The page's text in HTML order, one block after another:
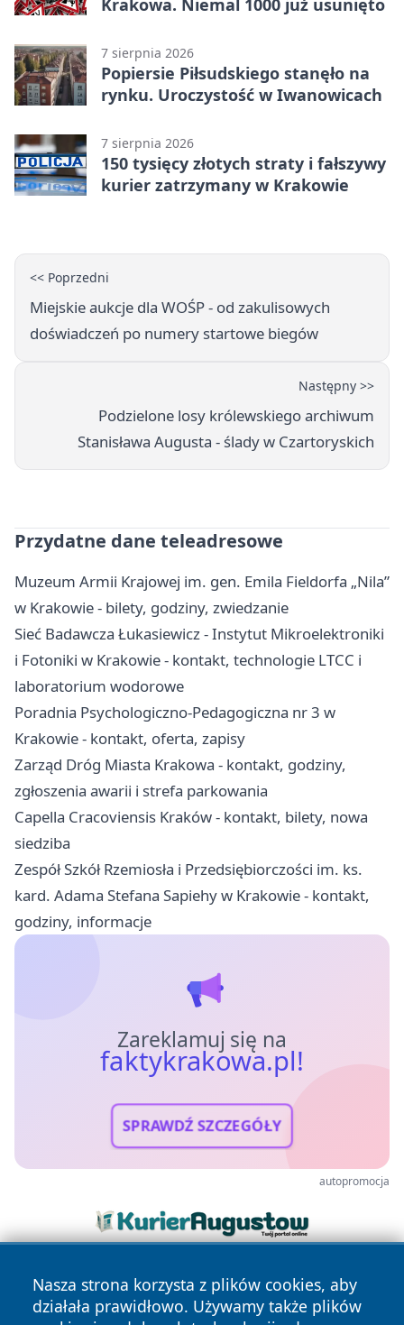
7 sierpnia 2026
Popiersie Piłsudskiego stanęło na
rynku. Uroczystość w Iwanowicach
7 sierpnia 2026
150 tysięcy złotych straty i fałszywy
kurier zatrzymany w Krakowie
<< Poprzedni
Miejskie aukcje dla WOŚP - od zakulisowych
doświadczeń po numery startowe biegów
Następny >>
Podzielone losy królewskiego archiwum
Stanisława Augusta - ślady w Czartoryskich
Przydatne dane teleadresowe
Muzeum Armii Krajowej im. gen. Emila Fieldorfa „Nila”
w Krakowie - bilety, godziny, zwiedzanie
Sieć Badawcza Łukasiewicz - Instytut Mikroelektroniki
i Fotoniki w Krakowie - kontakt, technologie LTCC i
laboratorium wodorowe
Poradnia Psychologiczno-Pedagogiczna nr 3 w
Krakowie - kontakt, oferta, zapisy
Zarząd Dróg Miasta Krakowa - kontakt, godziny,
zgłoszenia awarii i strefa parkowania
Capella Cracoviensis Kraków - kontakt, bilety, nowa
siedziba
Zespół Szkół Rzemiosła i Przedsiębiorczości im. ks.
kard. Adama Stefana Sapiehy w Krakowie - kontakt,
godziny, informacje
Zareklamuj się na
faktykrakowa.pl!
SPRAWDŹ SZCZEGÓŁY
autopromocja
Nasza strona korzysta z plików cookies, aby
działała prawidłowo. Używamy także plików